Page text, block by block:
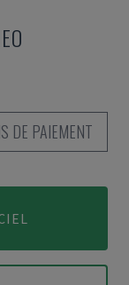
DE PAIEMENT